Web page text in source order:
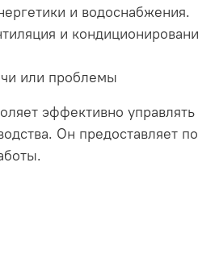
и водоснабжения.
и
или проблемы
эффективно
Он предоставляет